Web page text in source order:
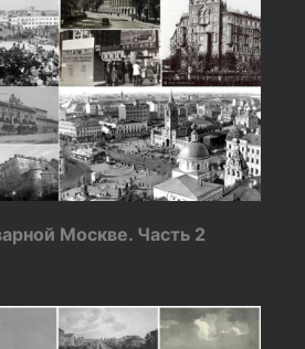
Москве. Часть 2